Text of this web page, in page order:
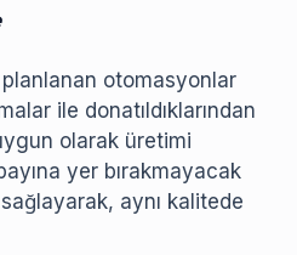
otomasyonlar
ile donatıldıklarından
olarak üretimi
yer bırakmayacak
aynı kalitede